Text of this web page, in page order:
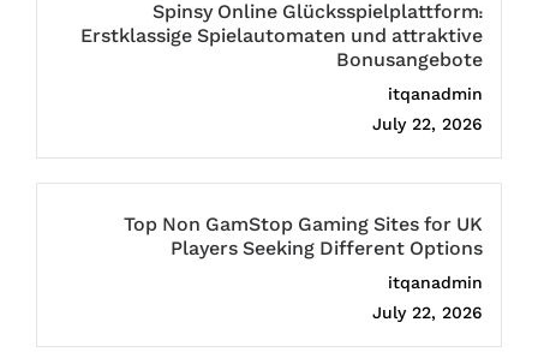
Spinsy Online Glücksspielplattform:
Erstklassige Spielautomaten und attraktive
Bonusangebote
itqanadmin
July 22, 2026
Top Non GamStop Gaming Sites for UK
Players Seeking Different Options
itqanadmin
July 22, 2026